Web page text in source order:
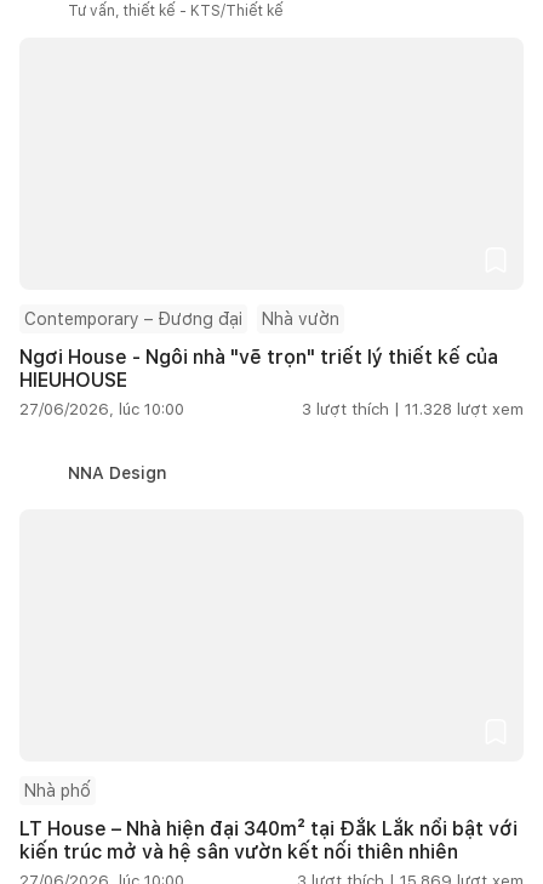
Tư vấn, thiết kế - KTS/Thiết kế
Contemporary – Đương đại Nhà vườn
Ngơi House - Ngôi nhà "vẽ trọn" triết lý thiết kế của
HIEUHOUSE
27/06/2026, lúc 10:00 3 lượt thích | 11.328 lượt xem
NNA Design
Nhà phố
LT House – Nhà hiện đại 340m² tại Đắk Lắk nổi bật với
kiến trúc mở và hệ sân vườn kết nối thiên nhiên